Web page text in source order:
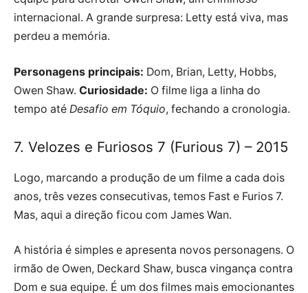
internacional. A grande surpresa: Letty está viva, mas
perdeu a memória.
Personagens principais: Dom, Brian, Letty, Hobbs,
Owen Shaw. Curiosidade: O filme liga a linha do
tempo até Desafio em Tóquio, fechando a cronologia.
7. Velozes e Furiosos 7 (Furious 7) – 2015
Logo, marcando a produção de um filme a cada dois
anos, três vezes consecutivas, temos Fast e Furios 7.
Mas, aqui a direção ficou com James Wan.
A história é simples e apresenta novos personagens. O
irmão de Owen, Deckard Shaw, busca vingança contra
Dom e sua equipe. É um dos filmes mais emocionantes